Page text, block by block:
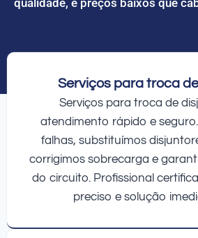
Serviços para troca
Serviços para troca de
atendimento rápido e
falhas, substituímos
corrigimos sobrecarga e
do circuito. Profissional
preciso e solução